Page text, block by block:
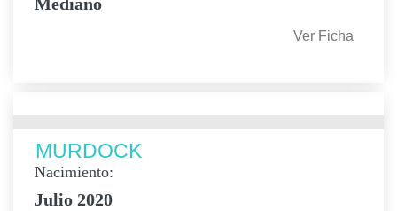
Ver Ficha
MURDOCK
Nacimiento:
Julio 2020